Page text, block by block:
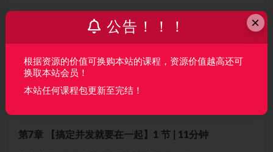
第6章 【收获人生”红颜”知己】 2 节 | 27分钟
收获“女神”总是需要套路的，正所谓“自古深情留不住，总
是套路得人心”
视频：6-1 关于红包收发之操作数据库(上) (10:01)
第7章 【搞定并发就要在一起】 1 节 | 11分钟
×
公告！！！
根据资源的价值可换购本站的课程，资源价值越高还可
换取本站会员！
本站任何课程包更新至完结！